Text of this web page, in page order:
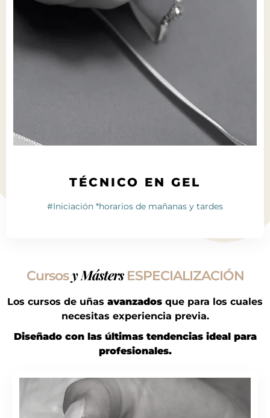
TÉCNICO EN GEL
#Iniciación *horarios de mañanas y tardes
Cursosy MástersESPECIALIZACIÓN
Los cursos de uñas avanzados que para los cuales
necesitas experiencia previa.
Diseñado con las últimas tendencias ideal para
profesionales.